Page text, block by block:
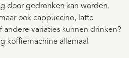
door gedronken kan worden.
ook cappuccino, latte
andere variaties kunnen drinken?
koffiemachine allemaal